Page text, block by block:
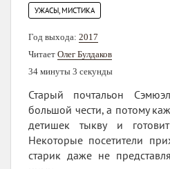
УЖАСЫ, МИСТИКА
Год выхода: 2017
Читает Олег Булдаков
34 минуты 3 секунды
Старый почтальон
большой чести, а потому
детишек тыкву и
Некоторые посетители
старик даже не